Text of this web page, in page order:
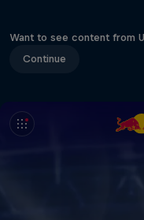
Want to see content from
Continue